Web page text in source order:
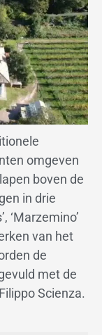
omgeven
boven de
in drie
‘Marzemino’
van het
de
met de
Scienza.